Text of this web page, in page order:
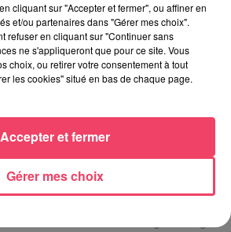
« DIRE QU'ON N'A PAS EU PEUR, CE N'EST
plus ou c'est moins : Jusqu'à 300€ à gagner
cliquant sur "Accepter et fermer", ou affiner en
et/ou partenaires dans "Gérer mes choix".
refuser en cliquant sur "Continuer sans
ne s'appliqueront que pour ce site. Vous
choix, ou retirer votre consentement à tout
les cookies" situé en bas de chaque page.
Gérer mes choix
Accepter et fermer